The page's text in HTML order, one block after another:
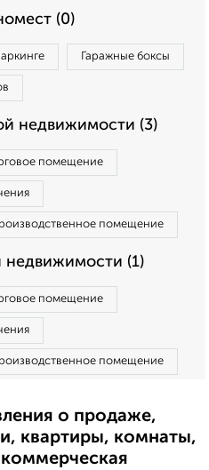
(0)
Гаражные боксы
недвижимости (3)
помещение
помещение
недвижимости (1)
помещение
помещение
о продаже,
квартиры, комнаты,